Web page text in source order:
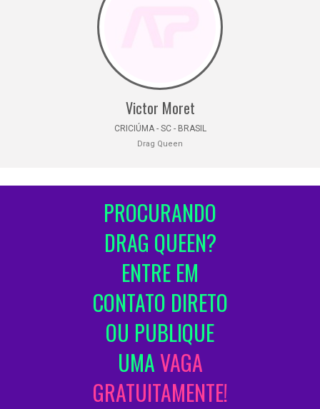
Victor Moret
CRICIÚMA - SC - BRASIL
Drag Queen
PROCURANDO
DRAG QUEEN?
ENTRE EM
CONTATO DIRETO
OU PUBLIQUE
UMAVAGA
GRATUITAMENTE!